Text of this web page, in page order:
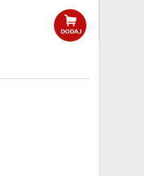
DODAJ